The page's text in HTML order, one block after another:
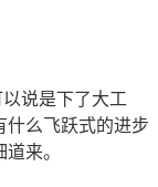
说是下了大工
什么飞跃式的进步
来。